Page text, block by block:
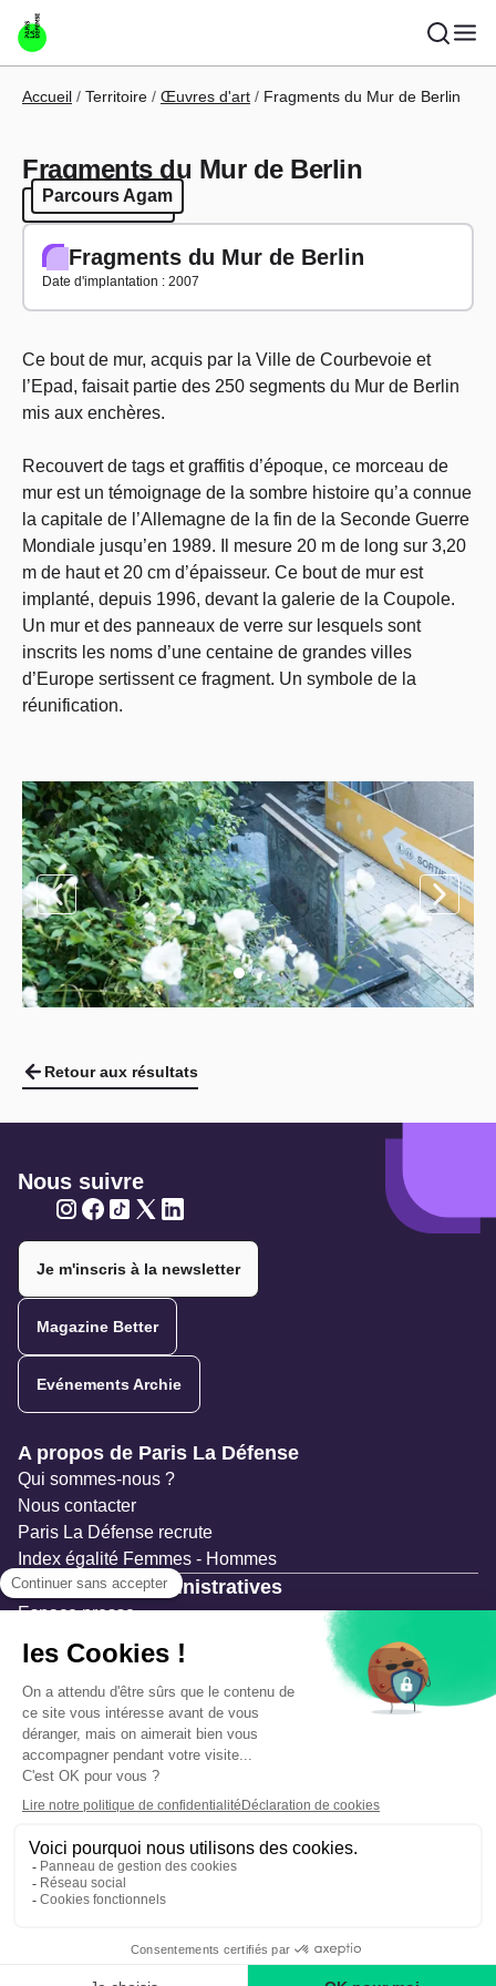
Aller au contenu principal
Fil d'Ariane
Accueil Territoire Œuvres d'art Fragments du Mur de Berlin
Fragments du Mur de Berlin
Parcours Agam
Parcours Agam
Fragments du Mur de Berlin
Date d'implantation : 2007
Ce bout de mur, acquis par la Ville de Courbevoie et
l’Epad, faisait partie des 250 segments du Mur de Berlin
mis aux enchères.
Recouvert de tags et graffitis d’époque, ce morceau de
mur est un témoignage de la sombre histoire qu’a connue
la capitale de l’Allemagne de la fin de la Seconde Guerre
Mondiale jusqu’en 1989. Il mesure 20 m de long sur 3,20
m de haut et 20 cm d’épaisseur. Ce bout de mur est
implanté, depuis 1996, devant la galerie de la Coupole.
Un mur et des panneaux de verre sur lesquels sont
inscrits les noms d’une centaine de grandes villes
d’Europe sertissent ce fragment. Un symbole de la
réunification.
Retour aux résultats
Nous suivre
Je m'inscris à la newsletter
Magazine Better
Evénements Archie
Navigation secondaire
A propos de Paris La Défense
Qui sommes-nous ?
Nous contacter
Paris La Défense recrute
Index égalité Femmes - Hommes
Ressources administratives
Espace presse
Documentation
Marchés publics
Appels à projets & avis d'attribution
Mesures de publicité
Concertations et enquêtes publiques
Précautions et sécurité
Plan de gestion des risques
Mentions légales
Données personnelles
Gestion des cookies